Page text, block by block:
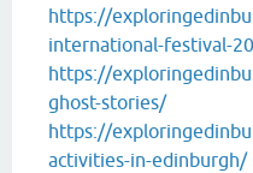
https://
international-festival-
https://
ghost-stories/
https://
activities-in-edinburgh/